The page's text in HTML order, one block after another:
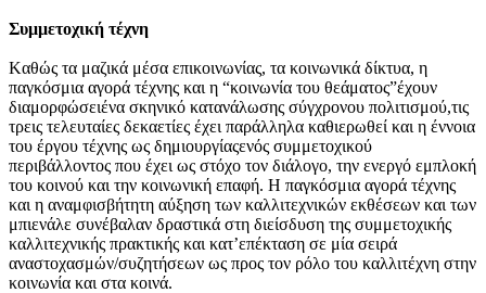
Συμμετοχική τέχνη
Kαθώς τα μαζικά μέσα επικοινωνίας, τα κοινωνικά δίκτυα, η
παγκόσμια αγορά τέχνης και η “κοινωνία του θεάματος”έχουν
διαμορφώσειένα σκηνικό κατανάλωσης σύγχρονου πολιτισμού,τις
τρεις τελευταίες δεκαετίες έχει παράλληλα καθιερωθεί και η έννοια
του έργου τέχνης ως δημιουργίαςενός συμμετοχικού
περιβάλλοντος που έχει ως στόχο τον διάλογο, την ενεργό εμπλοκή
του κοινού και την κοινωνική επαφή. H παγκόσμια αγορά τέχνης
και η αναμφισβήτητη αύξηση των καλλιτεχνικών εκθέσεων και των
μπιενάλε συνέβαλαν δραστικά στη διείσδυση της συμμετοχικής
καλλιτεχνικής πρακτικής και κατ’επέκταση σε μία σειρά
αναστοχασμών/συζητήσεων ως προς τον ρόλο του καλλιτέχνη στην
κοινωνία και στα κοινά.